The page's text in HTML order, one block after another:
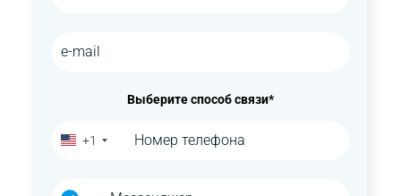
Выберите способ связи*
+1